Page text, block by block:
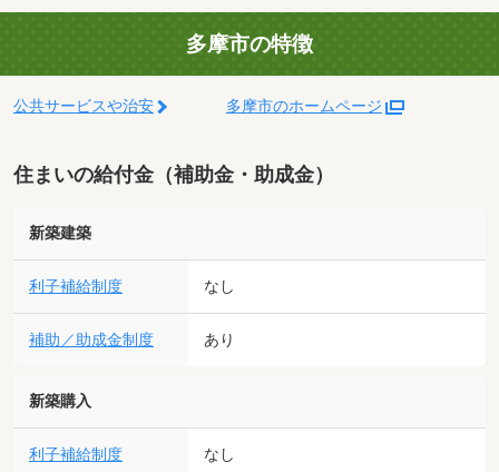
多摩市の特徴
公共サービスや治安 多摩市のホームページ
住まいの給付金（補助金・助成金）
新築建築
利子補給制度 なし
補助／助成金制度 あり
新築購入
利子補給制度 なし